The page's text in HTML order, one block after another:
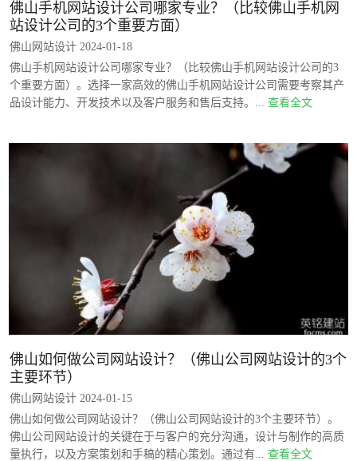
佛山手机网站设计公司哪家专业？（比较佛山手机网
站设计公司的3个重要方面）
佛山网站设计 2024-01-18
佛山手机网站设计公司哪家专业？（比较佛山手机网站设计公司的3
个重要方面）。选择一家高效的佛山手机网站设计公司需要考察其产
品设计能力、开发技术以及客户服务和售后支持。... 查看全文
佛山如何做公司网站设计？（佛山公司网站设计的3个
主要环节）
佛山网站设计 2024-01-15
佛山如何做公司网站设计？（佛山公司网站设计的3个主要环节）。
佛山公司网站设计的关键在于与客户的充分沟通，设计与制作的高质
量执行，以及方案策划和手稿的精心策划。通过有... 查看全文